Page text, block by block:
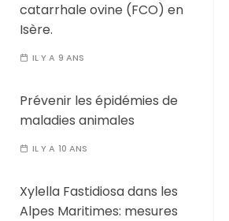
catarrhale ovine (FCO) en
Isère.
IL Y A 9 ANS
Prévenir les épidémies de
maladies animales
IL Y A 10 ANS
Xylella Fastidiosa dans les
Alpes Maritimes: mesures